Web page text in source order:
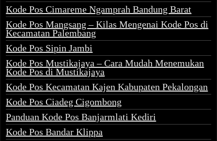
Kode Pos Cimareme Ngamprah Bandung Barat
Kode Pos Mangsang – Kilas Mengenai Kode Pos di
Kecamatan Palembang
Kode Pos Sipin Jambi
Kode Pos Mustikajaya – Cara Mudah Menemukan
Kode Pos di Mustikajaya
Kode Pos Kecamatan Kajen Kabupaten Pekalongan
Kode Pos Ciadeg Cigombong
Panduan Kode Pos Banjarmlati Kediri
Kode Pos Bandar Klippa